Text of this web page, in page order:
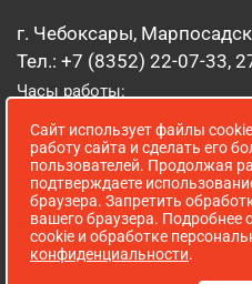
г. Чебоксары,
Тел.: +7 (8352) 22-07-33,
Часы работы:
Суббота, Воскресенье: с 8:00
г. Йошкар-Ола, ул.
Тел.: (8362) 41-07-31
Часы работы:
Понедельник – Пятница: с
Сайт использует файлы
работу сайта и сделать его
пользователей. Продолжая
подтверждаете
браузера. Запретить
вашего браузера. Подробнее
cookie и обработке
конфиденциальности.